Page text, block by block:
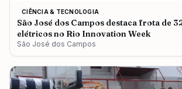
CIÊNCIA & TECNOLOGIA
São José dos Campos destaca frota de
elétricos no Rio Innovation Week
São José dos Campos